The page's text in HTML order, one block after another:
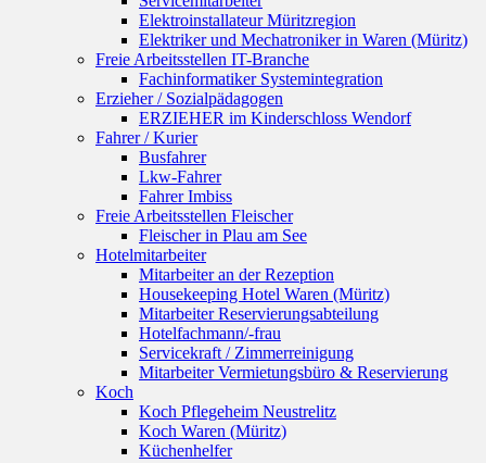
Elektroinstallateur Müritzregion
Elektriker und Mechatroniker in Waren (Müritz)
Freie Arbeitsstellen IT-Branche
Fachinformatiker Systemintegration
Erzieher / Sozialpädagogen
ERZIEHER im Kinderschloss Wendorf
Fahrer / Kurier
Busfahrer
Lkw-Fahrer
Fahrer Imbiss
Freie Arbeitsstellen Fleischer
Fleischer in Plau am See
Hotelmitarbeiter
Mitarbeiter an der Rezeption
Housekeeping Hotel Waren (Müritz)
Mitarbeiter Reservierungsabteilung
Hotelfachmann/-frau
Servicekraft / Zimmerreinigung
Mitarbeiter Vermietungsbüro & Reservierung
Koch
Koch Pflegeheim Neustrelitz
Koch Waren (Müritz)
Küchenhelfer